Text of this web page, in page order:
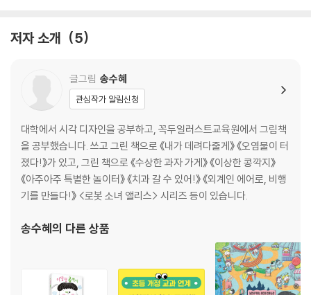
저자 소개 5
글그림 송수혜
관심작가 알림신청
대학에서 시각 디자인을 공부하고, 꼭두일러스트교육원에서 그림책
을 공부했습니다. 쓰고 그린 책으로 《내가 데려다줄게》 《오염물이 터
졌다!》가 있고, 그린 책으로 《수상한 과자 가게》 《이상한 콩깍지》
《아주아주 특별한 놀이터》 《치과 갈 수 있어!》 《외계인 에어로, 비행
기를 만들다!》 <로봇 소녀 앨리스> 시리즈 등이 있습니다.
송수혜의 다른 상품